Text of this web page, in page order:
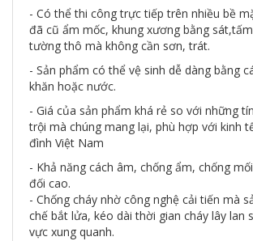
- Có thể thi công trực tiếp trên nhiều bề
đã cũ ẩm mốc, khung xương bằng
tường thô mà không cần sơn, trát.
- Sản phẩm có thể vệ sinh dễ dàng bằng
khăn hoặc nước.
- Giá của sản phẩm khá rẻ so với những
trội mà chúng mang lại, phù hợp với kinh
đình Việt Nam
- Khả năng cách âm, chống ẩm, chống
đối cao.
- Chống cháy nhờ công nghệ cải tiến mà
chế bắt lửa, kéo dài thời gian cháy lây lan
vực xung quanh.